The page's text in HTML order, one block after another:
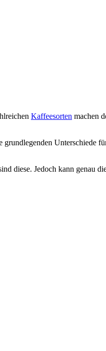
Kaffeesorten machen
Unterschiede
diese. Jedoch kann genau